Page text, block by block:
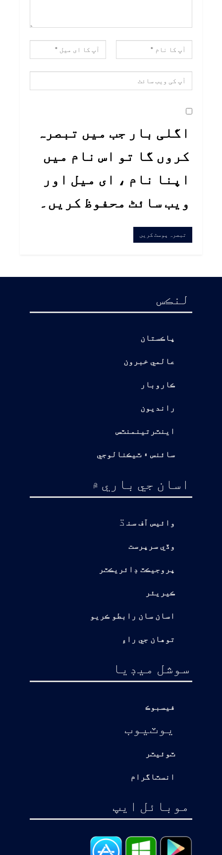
اگلی بار جب میں تبصرہ
کروں گا تو اس نام میں
اپنا نام ، ای میل اور
ویب سائٹ محفوظ کریں۔
لنڪس
پاڪستان
عالمي خبرون
ڪاروبار
رانديون
اينٽرتينمنٽس
سائنس ۽ ٽيڪنالوجي
اسان جي باري ۾
وائيس آف سن ڌ
وڏي سرپرست
پروجيڪٽ ڊائريڪٽر
ڪيريئر
اسان سان رابطو ڪريو
توهان جي راءِ
سوشل ميڊيا
فيسبوڪ
يوٽيوب
ٽوئيٽر
انسٽاگرام
موبائل ايپ